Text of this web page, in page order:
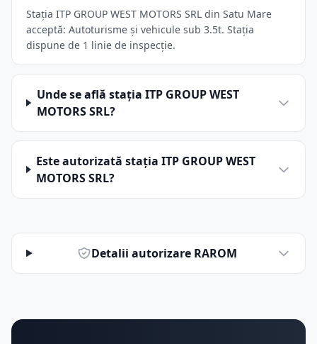
Stația ITP GROUP WEST MOTORS SRL din Satu Mare
acceptă: Autoturisme și vehicule sub 3.5t. Stația
dispune de 1 linie de inspecție.
Unde se află stația ITP GROUP WEST
MOTORS SRL?
Este autorizată stația ITP GROUP WEST
MOTORS SRL?
Detalii autorizare RAROM